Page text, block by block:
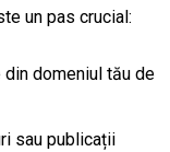
un pas crucial:
domeniul tău de
sau publicații